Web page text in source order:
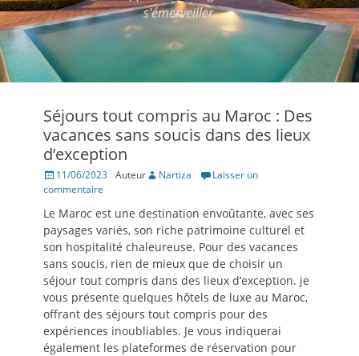
s'émerveiller.
Séjours tout compris au Maroc : Des
vacances sans soucis dans des lieux
d’exception
Posté
le
11/06/2023 Auteur Nartiza
Laisser un
commentaire
Le Maroc est une destination envoûtante, avec ses
paysages variés, son riche patrimoine culturel et
son hospitalité chaleureuse. Pour des vacances
sans soucis, rien de mieux que de choisir un
séjour tout compris dans des lieux d’exception. je
vous présente quelques hôtels de luxe au Maroc,
offrant des séjours tout compris pour des
expériences inoubliables. Je vous indiquerai
également les plateformes de réservation pour